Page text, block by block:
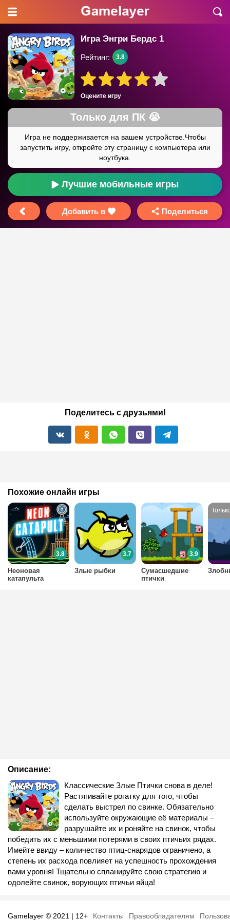
Игра Энгри Бердс 1
Оцените игру
Рейтинг: 3.8
Лучшие мобильные игры
Добавить в Поделиться
Поделитесь с друзьями!
Описание:
Классические Злые Птички снова в деле!
Растягивайте рогатку для того, чтобы
сделать выстрел по свинке. Обязательно
используйте окружающие её материалы –
разрушайте их и роняйте на свинок, чтобы
победить их с меньшими потерями в своих птичьих рядах.
Имейте ввиду – количество птиц-снарядов ограничено, а
степень их расхода повлияет на успешность прохождения
вами уровня! Тщательно спланируйте свою стратегию и
одолейте свинок, ворующих птичьи яйца!
Похожие онлайн игры
Неоновая
катапульта
3.8
Злые рыбки
3.7
Сумасшедшие
птички
3.9
Gamelayer © 2021 | 12+ Контакты Правообладателям